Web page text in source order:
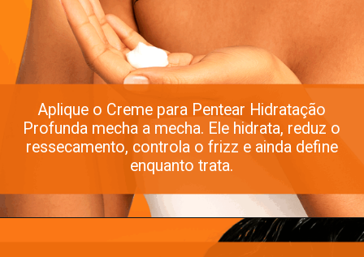
Aplique o Creme para Pentear Hidratação
Profunda mecha a mecha. Ele hidrata, reduz o
ressecamento, controla o frizz e ainda define
enquanto trata.